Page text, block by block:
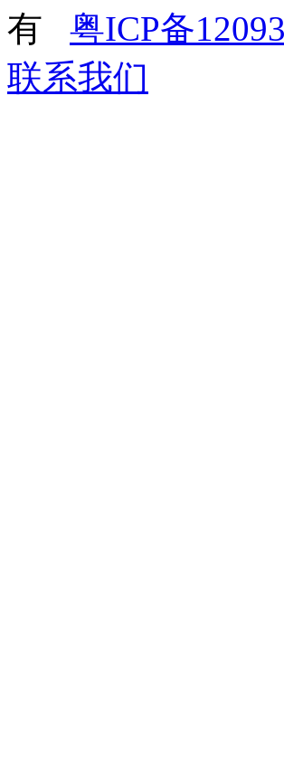
有 粤ICP备
联系我们